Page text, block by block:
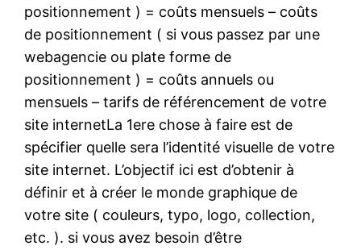
positionnement ) = coûts mensuels – coûts
de positionnement ( si vous passez par une
webagencie ou plate forme de
positionnement ) = coûts annuels ou
mensuels – tarifs de référencement de votre
site internetLa 1ere chose à faire est de
spécifier quelle sera l’identité visuelle de votre
site internet. L’objectif ici est d’obtenir à
définir et à créer le monde graphique de
votre site ( couleurs, typo, logo, collection,
etc. ). si vous avez besoin d’être